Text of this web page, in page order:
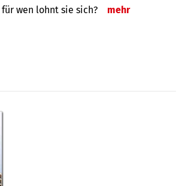
wen lohnt sie sich? mehr